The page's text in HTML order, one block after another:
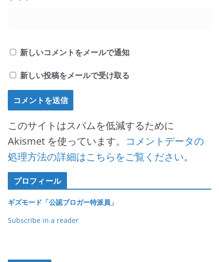
新しいコメントをメールで通知
新しい投稿をメールで受け取る
このサイトはスパムを低減するために
Akismet を使っています。 コメントデータの
処理方法の詳細はこちらをご覧ください。
プロフィール
ギズモード「公認ブロガー特派員」
Subscribe in a reader